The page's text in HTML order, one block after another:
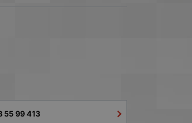
55 99 413